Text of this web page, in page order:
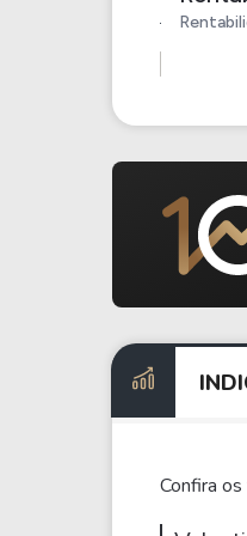
Confira